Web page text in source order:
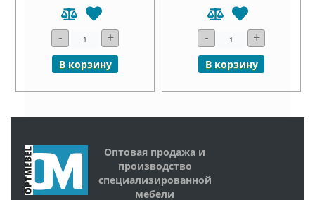
- +
В корзину
- +
В корзину
Оптовая продажа и
производство
специализированной
мебели